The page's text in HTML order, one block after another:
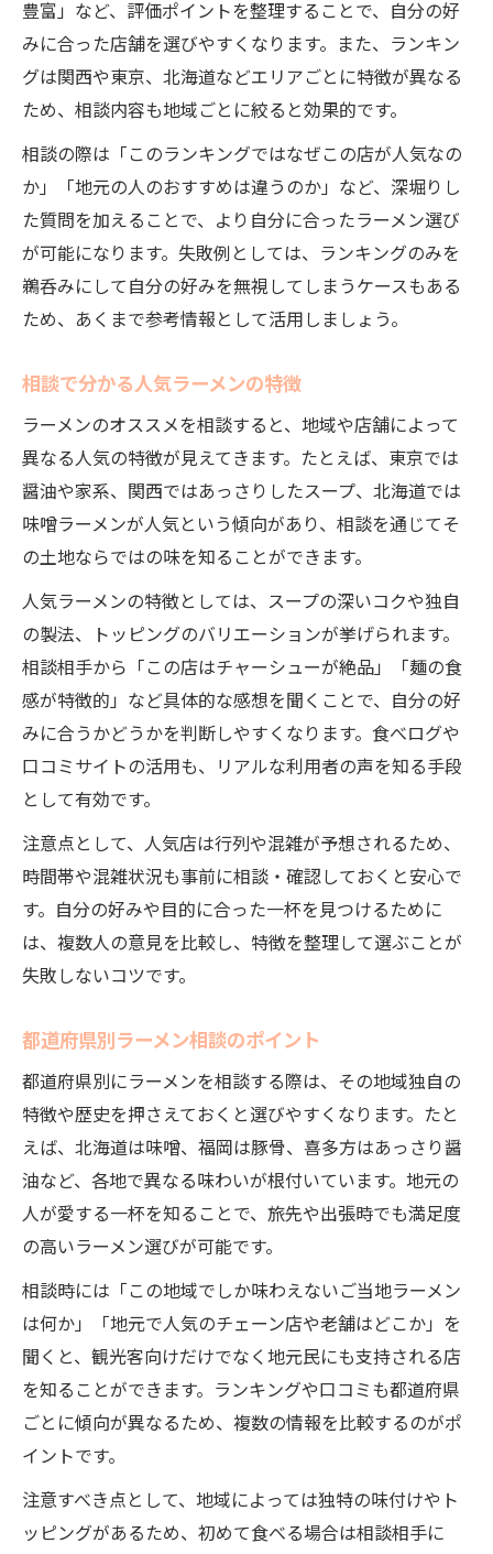
食べログや口コミを相談に取り入れる方法
相談で知る全国ラーメンランキングの活用
法
チェーン店比較も相談で納得の選び方
豊富」など、評価ポイントを整理することで、自分の好
みに合った店舗を選びやすくなります。また、ランキン
グは関西や東京、北海道などエリアごとに特徴が異なる
ため、相談内容も地域ごとに絞ると効果的です。
相談の際は「このランキングではなぜこの店が人気なの
か」「地元の人のおすすめは違うのか」など、深堀りし
た質問を加えることで、より自分に合ったラーメン選び
が可能になります。失敗例としては、ランキングのみを
鵜呑みにして自分の好みを無視してしまうケースもある
ため、あくまで参考情報として活用しましょう。
相談で分かる人気ラーメンの特徴
ラーメンのオススメを相談すると、地域や店舗によって
異なる人気の特徴が見えてきます。たとえば、東京では
醤油や家系、関西ではあっさりしたスープ、北海道では
味噌ラーメンが人気という傾向があり、相談を通じてそ
の土地ならではの味を知ることができます。
人気ラーメンの特徴としては、スープの深いコクや独自
の製法、トッピングのバリエーションが挙げられます。
相談相手から「この店はチャーシューが絶品」「麺の食
感が特徴的」など具体的な感想を聞くことで、自分の好
みに合うかどうかを判断しやすくなります。食べログや
口コミサイトの活用も、リアルな利用者の声を知る手段
として有効です。
注意点として、人気店は行列や混雑が予想されるため、
時間帯や混雑状況も事前に相談・確認しておくと安心で
す。自分の好みや目的に合った一杯を見つけるために
は、複数人の意見を比較し、特徴を整理して選ぶことが
失敗しないコツです。
都道府県別ラーメン相談のポイント
都道府県別にラーメンを相談する際は、その地域独自の
特徴や歴史を押さえておくと選びやすくなります。たと
えば、北海道は味噌、福岡は豚骨、喜多方はあっさり醤
油など、各地で異なる味わいが根付いています。地元の
人が愛する一杯を知ることで、旅先や出張時でも満足度
の高いラーメン選びが可能です。
相談時には「この地域でしか味わえないご当地ラーメン
は何か」「地元で人気のチェーン店や老舗はどこか」を
聞くと、観光客向けだけでなく地元民にも支持される店
を知ることができます。ランキングや口コミも都道府県
ごとに傾向が異なるため、複数の情報を比較するのがポ
イントです。
注意すべき点として、地域によっては独特の味付けやト
ッピングがあるため、初めて食べる場合は相談相手に